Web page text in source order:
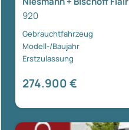
920
Gebrauchtfahrzeug
Modell-/Baujahr
Erstzulassung
274.900 €